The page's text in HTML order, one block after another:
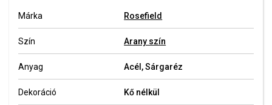
Márka Rosefield
Szín Arany szín
Anyag Acél, Sárgaréz
Dekoráció Kő nélkül